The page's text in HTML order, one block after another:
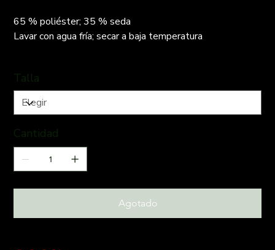
65 % poliéster; 35 % seda
Lavar con agua fría; secar a baja temperatura
Talla
Cantidad
Agotado